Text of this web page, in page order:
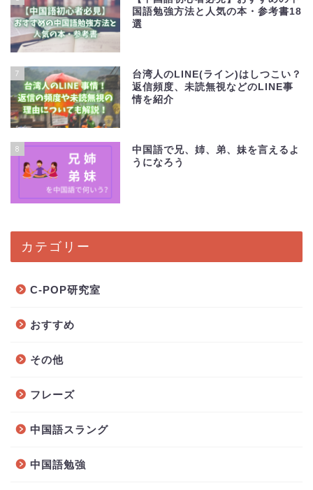
国語勉強方法と人気の本・参考書18
選
7
台湾人のLINE(ライン)はしつこい？
返信頻度、未読無視などのLINE事
情を紹介
8
中国語で兄、姉、弟、妹を言えるよ
うになろう
カテゴリー
C-POP研究室
おすすめ
その他
フレーズ
中国語スラング
中国語勉強